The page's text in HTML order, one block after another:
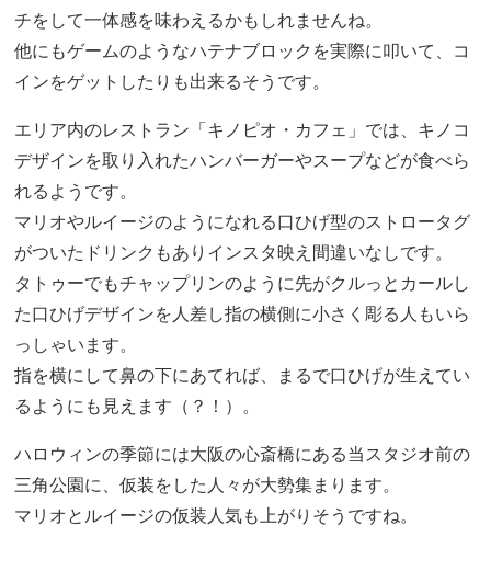
チをして一体感を味わえるかもしれませんね。
他にもゲームのようなハテナブロックを実際に叩いて、コ
インをゲットしたりも出来るそうです。
エリア内のレストラン「キノピオ・カフェ」では、キノコ
デザインを取り入れたハンバーガーやスープなどが食べら
れるようです。
マリオやルイージのようになれる口ひげ型のストロータグ
がついたドリンクもありインスタ映え間違いなしです。
タトゥーでもチャップリンのように先がクルっとカールし
た口ひげデザインを人差し指の横側に小さく彫る人もいら
っしゃいます。
指を横にして鼻の下にあてれば、まるで口ひげが生えてい
るようにも見えます（？！）。
ハロウィンの季節には大阪の心斎橋にある当スタジオ前の
三角公園に、仮装をした人々が大勢集まります。
マリオとルイージの仮装人気も上がりそうですね。